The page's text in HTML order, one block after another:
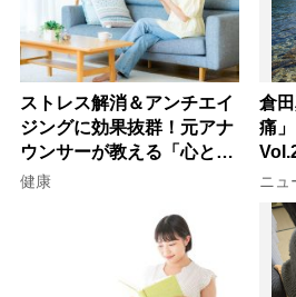
ストレス解消＆アンチエイ
ジングに効果抜群！元アナ
ウンサーが教える「心と体
を元気にする音読の習慣」
健康
倉
痛
ニュ